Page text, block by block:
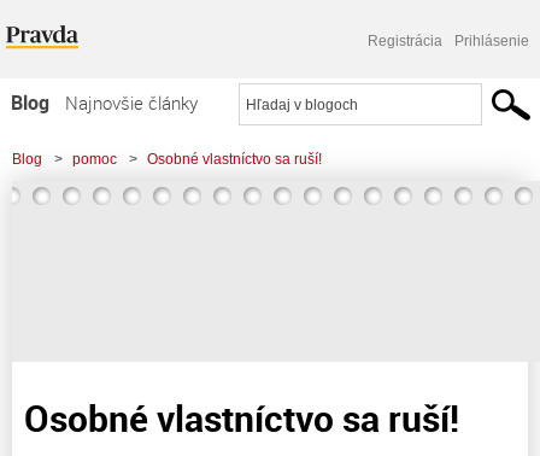
Registrácia Prihlásenie
Blog
Najnovšie články
Najčítanejšie články
Najkomentovanejšie články
Blog > pomoc > Osobné vlastníctvo sa ruší!
Osobné vlastníctvo sa ruší!